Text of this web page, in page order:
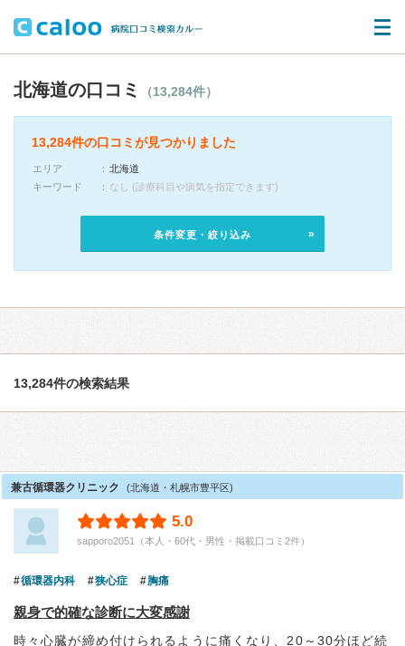
北海道の口コミ （13,284件）
13,284件の口コミが見つかりました
エリア
北海道
キーワード
なし (診療科目や病気を指定できます)
条件変更・絞り込み
13,284件の検索結果
兼古循環器クリニック (北海道・札幌市豊平区)
5.0
sapporo2051（本人・60代・男性・掲載口コミ2件）
循環器内科 狭心症 胸痛
親身で的確な診断に大変感謝
時々心臓が締め付けられるように痛くなり、20～30分ほど続